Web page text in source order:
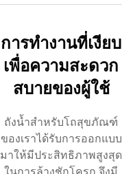
การทำงานที่เงียบ
เพื่อความสะดวก
สบายของผู้ใช้
ถังน้ำสำหรับโถสุขภัณฑ์
ของเราได้รับการออกแบบ
มาให้มีประสิทธิภาพสูงสุด
ในการล้างชักโครก จึงมี